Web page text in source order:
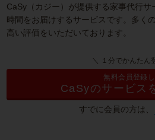
CaSy（カジー）が提供する家事代行
時間をお届けするサービスです。多く
高い評価をいただいております。
＼ １分でかんたん
無料会員登録
CaSyのサービス
すでに会員の方は、